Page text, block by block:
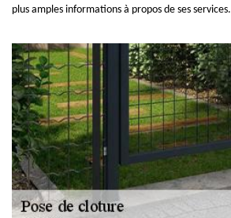
plus amples informations à propos de ses services.